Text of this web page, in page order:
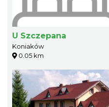
U Szczepana
Koniaków
0.05 km